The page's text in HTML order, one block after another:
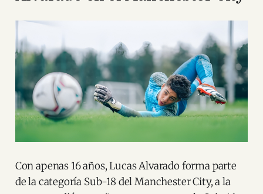
Con apenas 16 años, Lucas Alvarado forma parte
de la categoría Sub-18 del Manchester City, a la